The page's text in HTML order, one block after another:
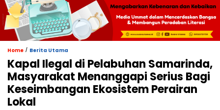
Home / Berita Utama
Kapal Ilegal di Pelabuhan Samarinda,
Masyarakat Menanggapi Serius Bagi
Keseimbangan Ekosistem Perairan
Lokal